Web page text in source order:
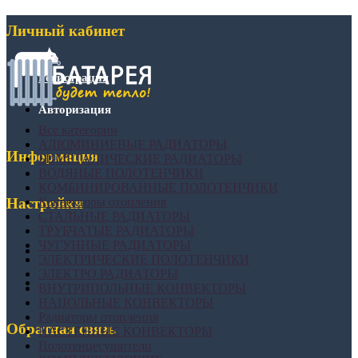
Личный кабинет
Регистрация
Авторизация
Информация
Настройки
Обратная связь
БИМЕТАЛИЧЕСКИЕ РАДИАТОРЫ
Конвекторы отопления
СТАЛЬНЫЕ РАДИАТОРЫ
НАСТЕННЫЕ КОНВЕКТОРЫ